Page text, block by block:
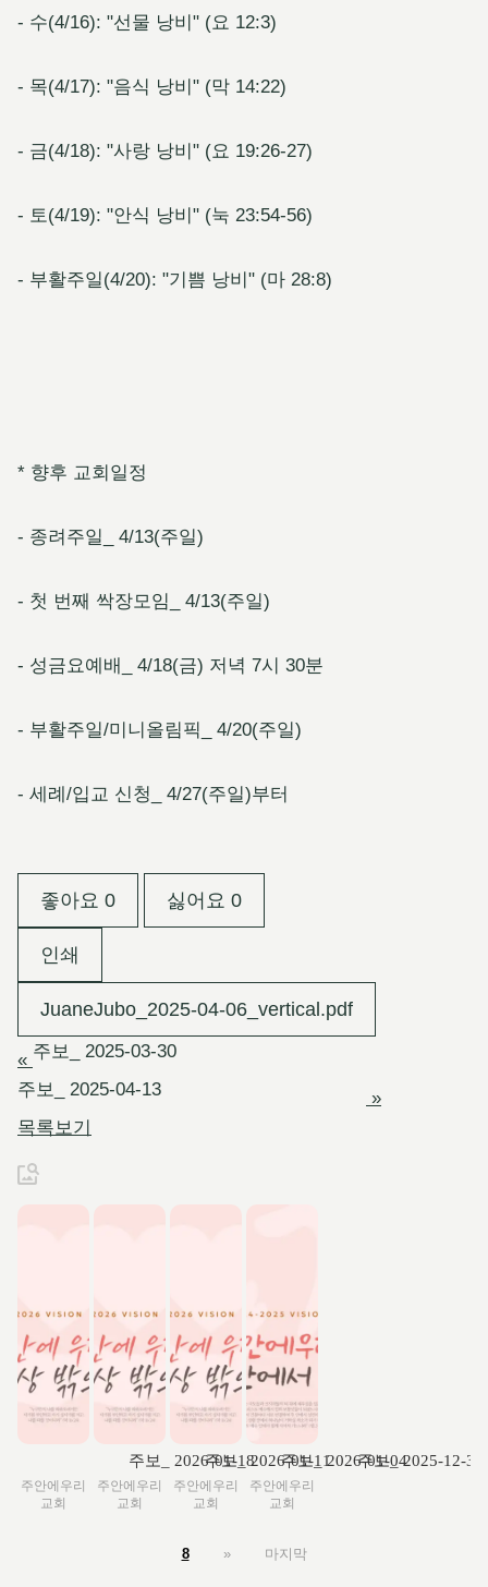
- 수(4/16): "선물 낭비" (요 12:3)
- 목(4/17): "음식 낭비" (막 14:22)
- 금(4/18): "사랑 낭비" (요 19:26-27)
- 토(4/19): "안식 낭비" (눅 23:54-56)
- 부활주일(4/20): "기쁨 낭비" (마 28:8)
* 향후 교회일정
- 종려주일_ 4/13(주일)
- 첫 번째 싹장모임_ 4/13(주일)
- 성금요예배_ 4/18(금) 저녁 7시 30분
- 부활주일/미니올림픽_ 4/20(주일)
- 세례/입교 신청_ 4/27(주일)부터
좋아요 0 싫어요 0
인쇄
JuaneJubo_2025-04-06_vertical.pdf
« 주보_ 2025-03-30
주보_ 2025-04-13
»
목록보기
주보_ 2026-01-18
주안에우리
교회
주보_ 2026-01-11
주안에우리
교회
주보_ 2026-01-04
주안에우리
교회
주보_ 2025-12-31
주안에우리
교회
8 » 마지막